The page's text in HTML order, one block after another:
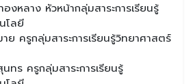
งหลาง หัวหน้ากลุ่มสาระการเรียนรู้
โลยี
ย ครูกลุ่มสาระการเรียนรู้วิทยาศาสตร์
ร ครูกลุ่มสาระการเรียนรู้